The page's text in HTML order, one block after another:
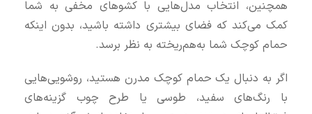
همچنین، انتخاب مدل‌هایی با کشوهای مخفی به شما
کمک می‌کند که فضای بیشتری داشته باشید، بدون اینکه
حمام کوچک شما به‌هم‌ریخته به نظر برسد.
اگر به دنبال یک حمام کوچک مدرن هستید، روشویی‌هایی
با رنگ‌های سفید، طوسی یا طرح چوب گزینه‌های